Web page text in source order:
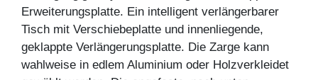
Erweiterungsplatte. Ein intelligent verlängerbarer
Tisch mit Verschiebeplatte und innenliegende,
geklappte Verlängerungsplatte. Die Zarge kann
wahlweise in edlem Aluminium oder Holzverkleidet